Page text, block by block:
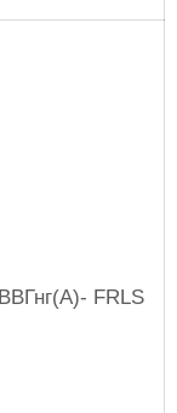
ВВГнг(А)- FRLS